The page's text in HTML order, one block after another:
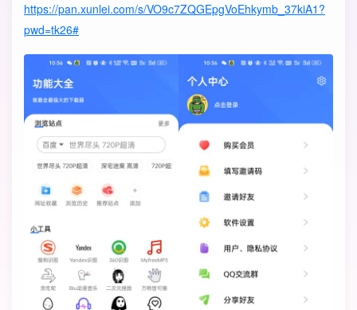
https://pan.xunlei.com/s/VO9c7ZQGEpgVoEhkymb_37kiA1?
pwd=tk26#